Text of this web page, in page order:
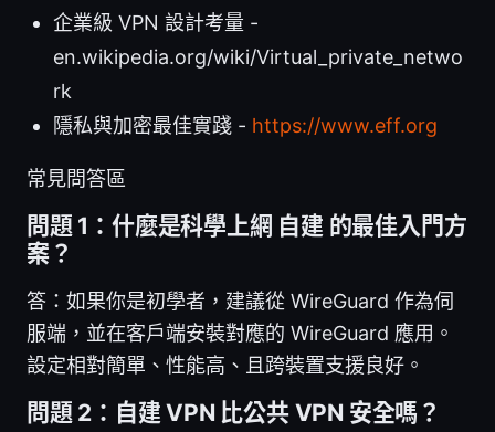
企業級 VPN 設計考量 -
en.wikipedia.org/wiki/Virtual_private_netwo
rk
隱私與加密最佳實踐 - https://www.eff.org
常見問答區
問題 1：什麼是科學上網 自建 的最佳入門方
案？
答：如果你是初學者，建議從 WireGuard 作為伺
服端，並在客戶端安裝對應的 WireGuard 應用。
設定相對簡單、性能高、且跨裝置支援良好。
問題 2：自建 VPN 比公共 VPN 安全嗎？